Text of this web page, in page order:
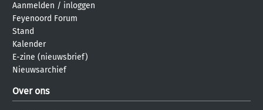
Aanmelden / inloggen
Feyenoord Forum
Stand
Kalender
E-zine (nieuwsbrief)
Nieuwsarchief
Over ons